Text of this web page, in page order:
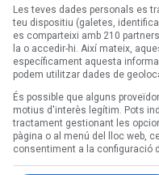
dels darrers cinc
situat en el mateix nivell
ha caigut fins a quatre
musical depèn en bona
reclama més suport
fins al 37% –quatre punts
Les teves dades personals es
teu dispositiu (galetes,
es comparteixi amb 210
la o accedir-hi. Així mateix,
específicament aquesta
podem utilitzar dades de
És possible que alguns
motius d'interès legítim. Pots
tractament gestionant les
pàgina o al menú del lloc web,
consentiment a la configuració